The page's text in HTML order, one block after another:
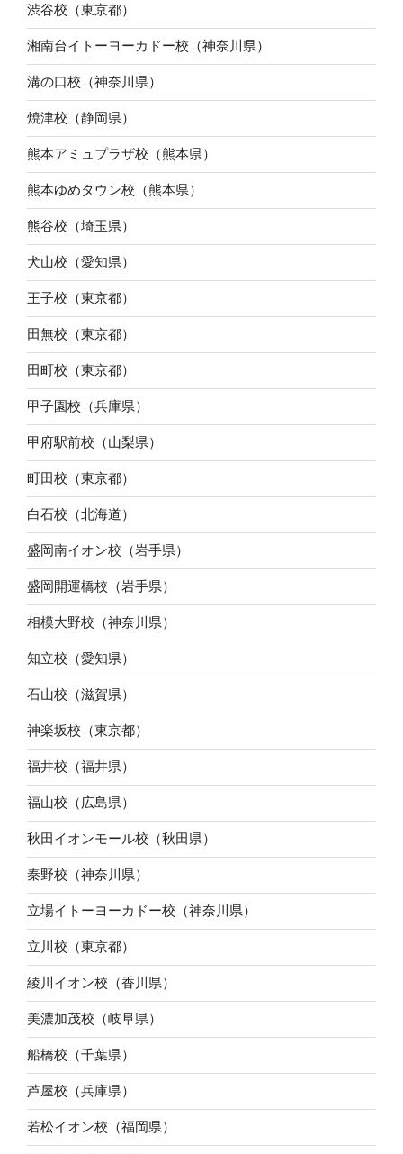
渋谷校（東京都）
湘南台イトーヨーカドー校（神奈川県）
溝の口校（神奈川県）
焼津校（静岡県）
熊本アミュプラザ校（熊本県）
熊本ゆめタウン校（熊本県）
熊谷校（埼玉県）
犬山校（愛知県）
王子校（東京都）
田無校（東京都）
田町校（東京都）
甲子園校（兵庫県）
甲府駅前校（山梨県）
町田校（東京都）
白石校（北海道）
盛岡南イオン校（岩手県）
盛岡開運橋校（岩手県）
相模大野校（神奈川県）
知立校（愛知県）
石山校（滋賀県）
神楽坂校（東京都）
福井校（福井県）
福山校（広島県）
秋田イオンモール校（秋田県）
秦野校（神奈川県）
立場イトーヨーカドー校（神奈川県）
立川校（東京都）
綾川イオン校（香川県）
美濃加茂校（岐阜県）
船橋校（千葉県）
芦屋校（兵庫県）
若松イオン校（福岡県）